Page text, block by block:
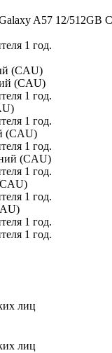
A57 12/512GB
1 год.
(CAU)
(CAU)
1 год.
1 год.
(CAU)
1 год.
(CAU)
1 год.
1 год.
1 год.
1 год.
лиц
лиц